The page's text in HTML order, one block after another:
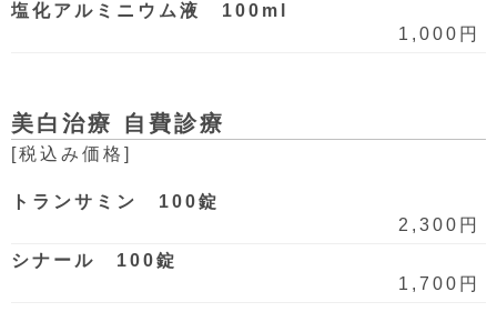
塩化アルミニウム液 100ml
1,000円
美白治療 自費診療
[税込み価格]
トランサミン 100錠
2,300円
シナール 100錠
1,700円